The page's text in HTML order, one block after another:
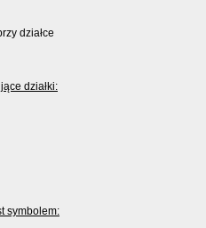
działce
działki:
symbolem: